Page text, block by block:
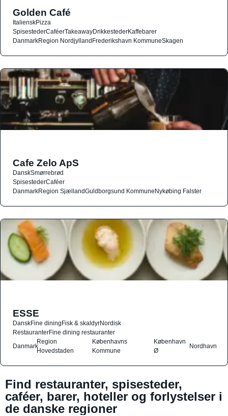
Golden Café
ItalienskPizza
SpisestederCaféerTakeawayDrikkestederKaffebarer
DanmarkRegion NordjyllandFrederikshavn KommuneSkagen
Cafe Zelo ApS
DanskSmørrebrød
SpisestederCaféer
DanmarkRegion SjællandGuldborgsund KommuneNykøbing Falster
ESSE
DanskFine diningFisk & skaldyrNordisk
RestauranterFine dining restauranter
Danmark
Region
Hovedstaden
Københavns
Kommune
København
Ø
Nordhavn
Find restauranter, spisesteder,
caféer, barer, hoteller og forlystelser i
de danske regioner